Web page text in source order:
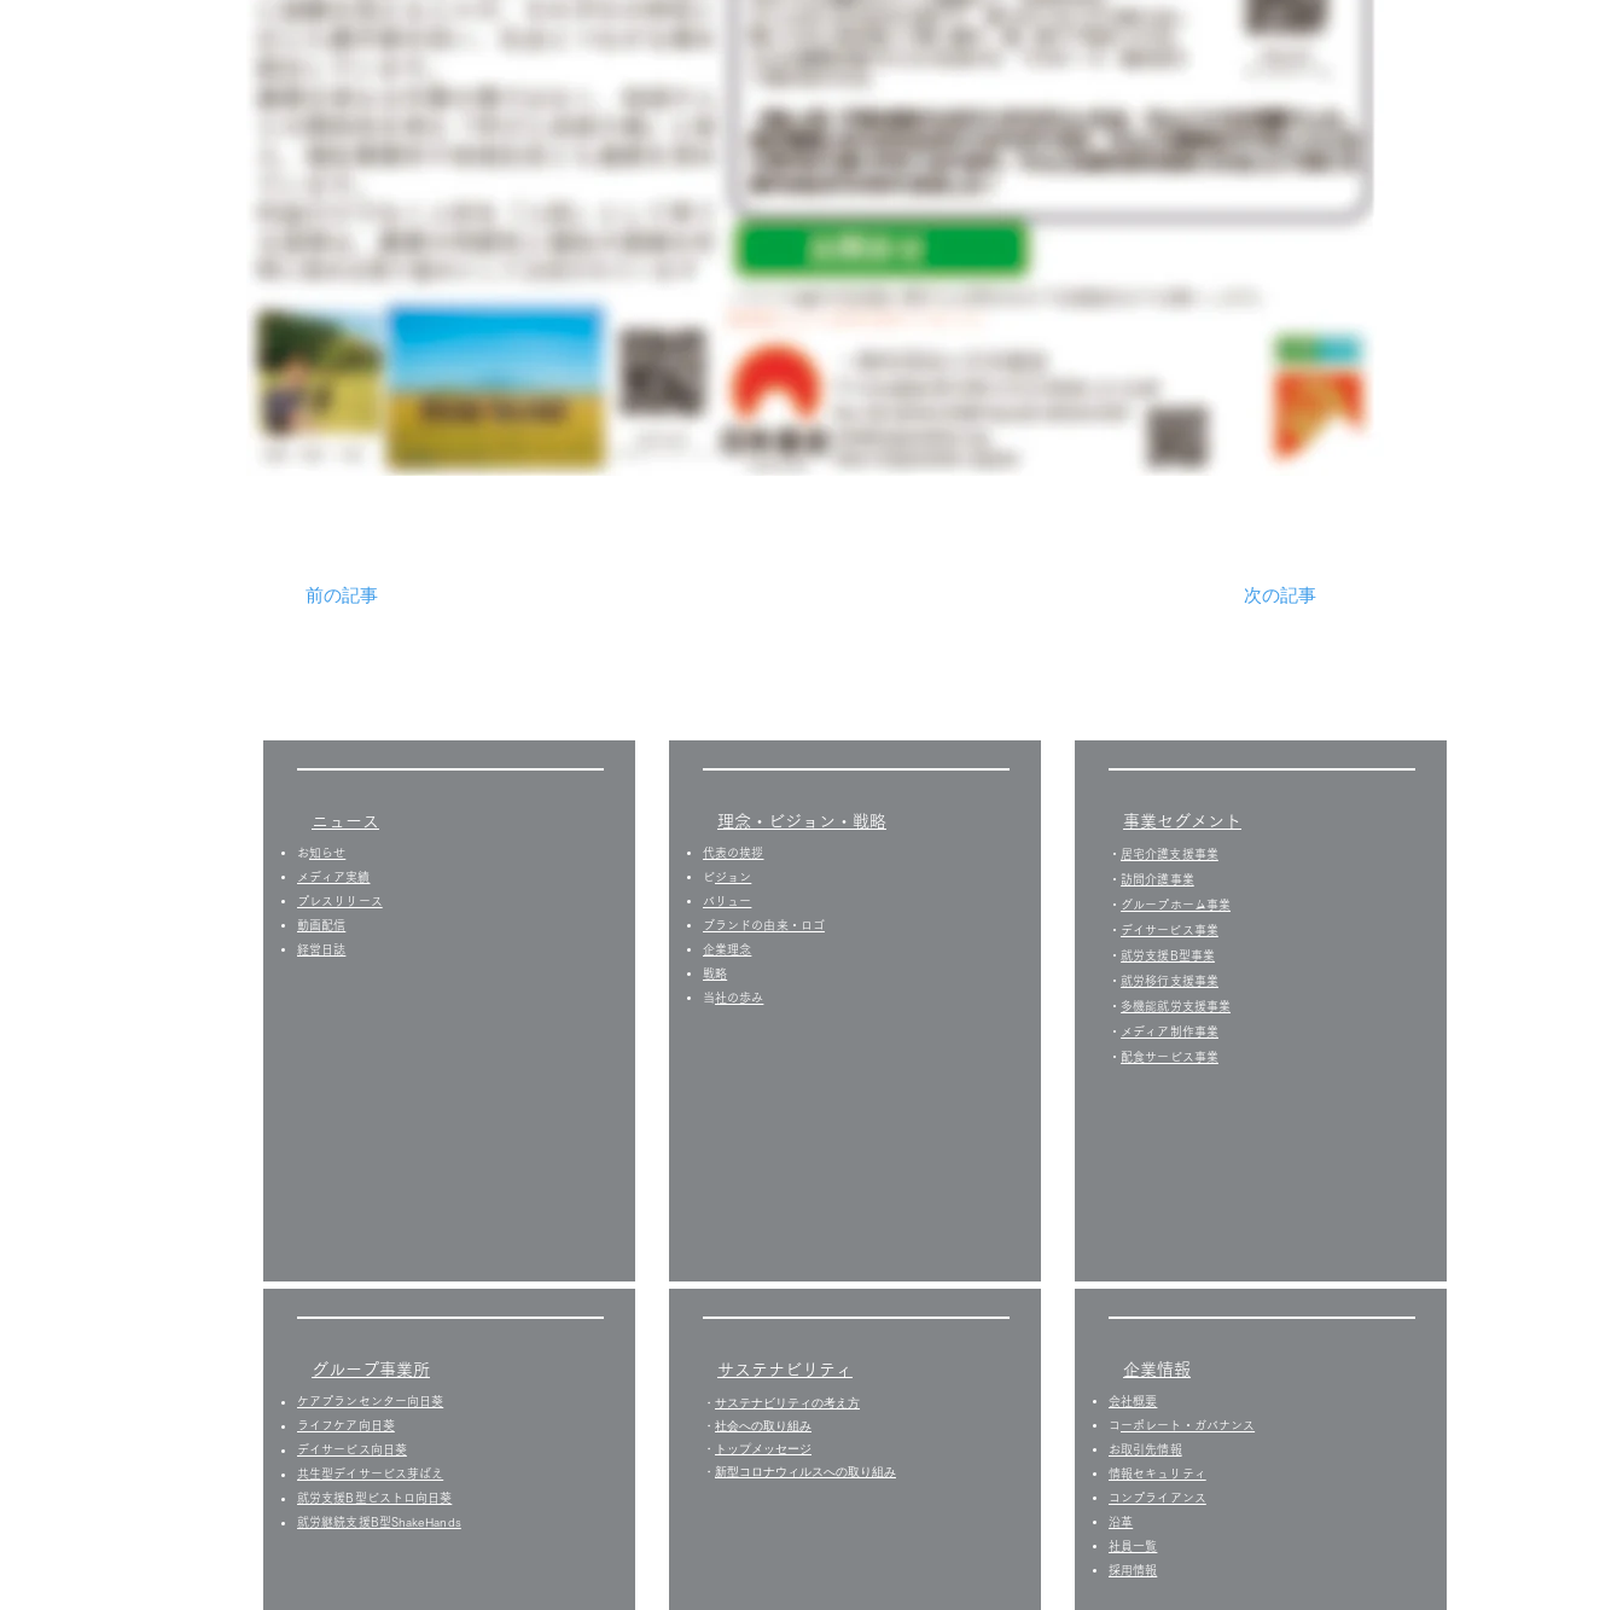
前の記事 次の記事
ニュース
​お知らせ
​​メディア実績
プレスリリース
​動画配信
経営日誌​
グループ事業所
ケアプランセンター向日葵
ライフケア向日葵
デイサービス向日葵
共生型デイサービス芽ばえ
就労支援B型ビストロ向日葵
就労継続支援B型ShakeHands
​理念・ビジョン・戦略
代表の挨拶
​ビジョン
バリュー
​ブランドの由来・ロゴ
企業理念
戦略
​当社の歩み
サステナビリティ
・ サステナビリティの考え方
・ 社会への取り組み
・ トップメッセージ
​・ 新型コロナウィルスへの取り組み
事業セグメント
​・ 居宅介護支援事業​
・ 訪問介護事業
・ グループホーム事業
​・ デイサービス事業
・ 就労支援B型事業
・ 就労移行支援事業
・ 多機能就労支援事業
・ メディア制作事業
・ 配食サービス事業
企業情報
会社概要
​ コーポレート・ガバナンス
お取引先情報
​情報セキュリティ
コンプライアンス
沿革
社員一覧
​ 採用情報